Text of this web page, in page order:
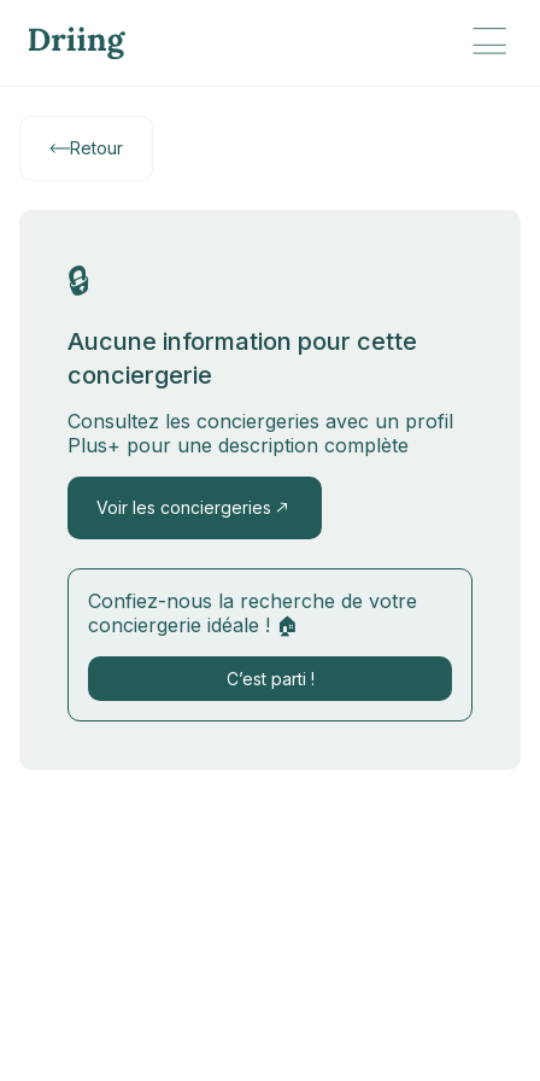
Retour
🔒
Aucune information pour cette
conciergerie
Consultez les conciergeries avec un profil
Plus+ pour une description complète
Voir les conciergeries
Confiez-nous la recherche de votre
conciergerie idéale ! 🏠
C’est parti !